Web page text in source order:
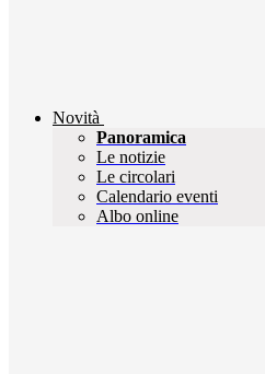
Novità
Panoramica
Le notizie
Le circolari
Calendario eventi
Albo online